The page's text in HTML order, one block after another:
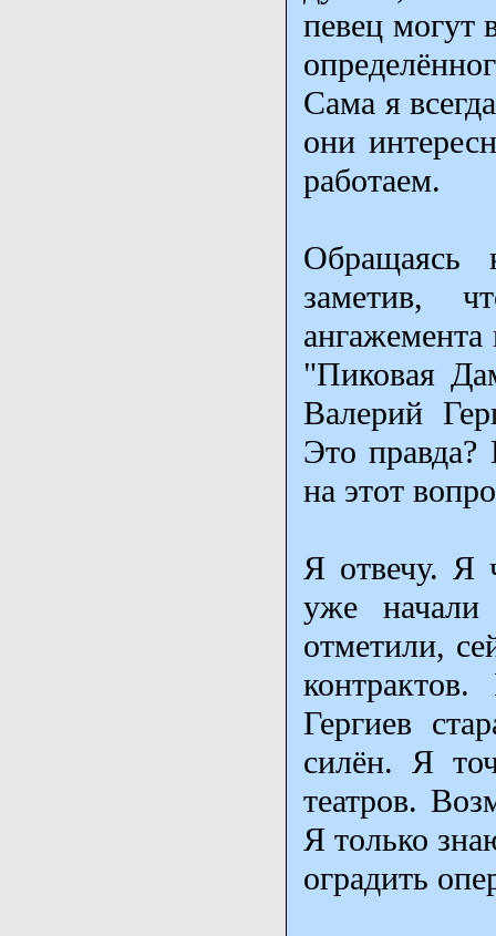
певец могут
Сама я
они
работаем.
Обращаясь
заметив,
"Пиковая
Валерий
Это правда?
на этот
Я отвечу. Я
уже
отметили,
Гергиев
силён. Я
театров.
Я только
оградить